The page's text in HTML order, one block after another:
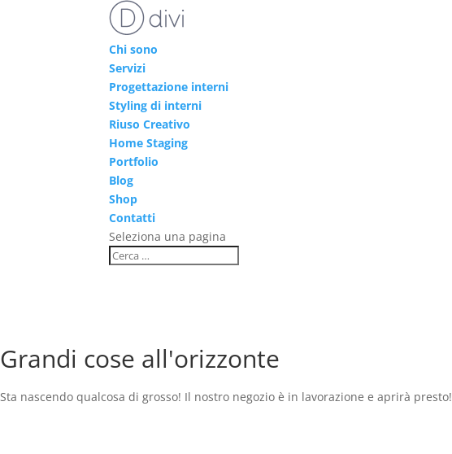
Chi sono
Servizi
Progettazione interni
Styling di interni
Riuso Creativo
Home Staging
Portfolio
Blog
Shop
Contatti
Seleziona una pagina
Grandi cose all'orizzonte
Sta nascendo qualcosa di grosso! Il nostro negozio è in lavorazione e aprirà presto!